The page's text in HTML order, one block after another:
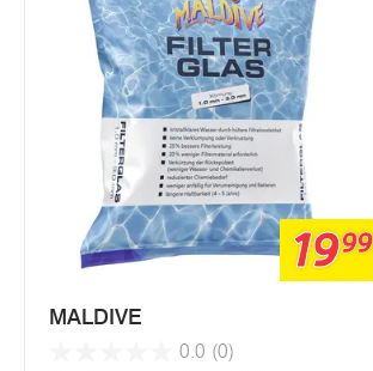
1999
MALDIVE
0.0 (0)